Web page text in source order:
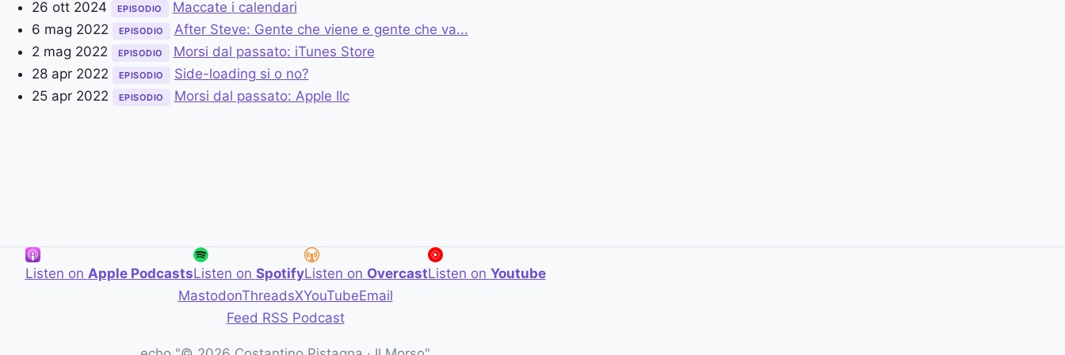
26 ott 2024 EPISODIO
Maccate i calendari
6 mag 2022
EPISODIO
After Steve: Gente che viene e gente che va...
2 mag 2022
EPISODIO
Morsi dal passato: iTunes Store
28 apr 2022
EPISODIO
Side-loading si o no?
25 apr 2022
EPISODIO Morsi dal passato: Apple IIc
Listen on Apple PodcastsListen on SpotifyListen on OvercastListen on Youtube
MastodonThreadsXYouTubeEmail
Feed RSS Podcast